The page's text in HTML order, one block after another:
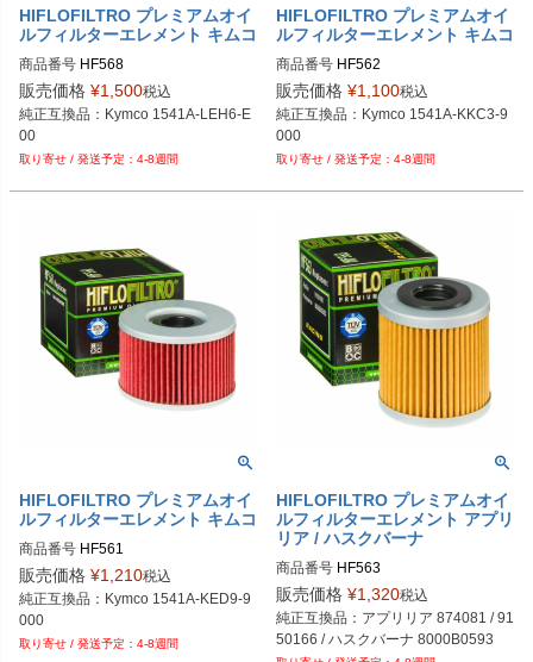
HIFLOFILTRO プレミアムオイ
ルフィルターエレメント キムコ
商品番号 HF568
販売価格 ¥1,500税込
純正互換品：Kymco 1541A-LEH6-E
00
4-8週間
HIFLOFILTRO プレミアムオイ
ルフィルターエレメント キムコ
商品番号 HF562
販売価格 ¥1,100税込
純正互換品：Kymco 1541A-KKC3-9
000
4-8週間
HIFLOFILTRO プレミアムオイ
ルフィルターエレメント キムコ
商品番号 HF561
販売価格 ¥1,210税込
純正互換品：Kymco 1541A-KED9-9
000
4-8週間
HIFLOFILTRO プレミアムオイ
ルフィルターエレメント アプリ
リア / ハスクバーナ
商品番号 HF563
販売価格 ¥1,320税込
純正互換品：アプリリア 874081 / 91
50166 / ハスクバーナ 8000B0593